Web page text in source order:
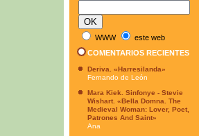
WWW
este web
COMENTARIOS RECIENTES
Deriva. «Harresilanda»
Fernando de León
Mara Kiek. Sinfonye - Stevie
Wishart. «Bella Domna. The
Medieval Woman: Lover, Poet,
Patrones And Saint»
Ana